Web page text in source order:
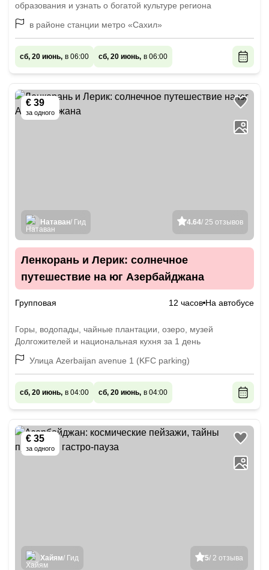
образования и узнать о богатой культуре региона
в районе станции метро «Сахил»
сб, 20 июнь, в 06:00 сб, 20 июнь, в 06:00
€ 39
за одного
4.64/ 25 отзывов
Натаван/ Гид
Ленкорань и Лерик: солнечное
путешествие на юг Азербайджана
Групповая 12 часов На автобусе
Горы, водопады, чайные плантации, озеро, музей
Долгожителей и национальная кухня за 1 день
Улица Azerbaijan avenue 1 (KFC parking)
сб, 20 июнь, в 04:00 сб, 20 июнь, в 04:00
€ 35
за одного
5/ 2 отзыва
Хайям/ Гид